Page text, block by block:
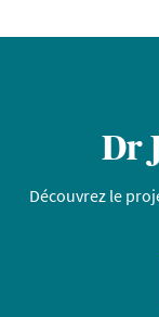
Dr
Découvrez le